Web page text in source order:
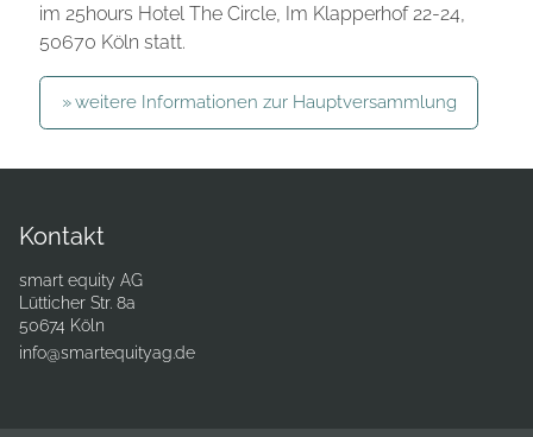
im 25hours Hotel The Circle, Im Klapperhof 22-24,
50670 Köln statt.
weitere Informationen zur Hauptversammlung
Kontakt
smart equity AG
Lütticher Str. 8a
50674 Köln
info@smartequityag.de